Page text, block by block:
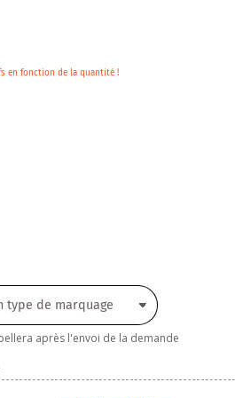
en fonction de la quantité !
après l'envoi de la demande